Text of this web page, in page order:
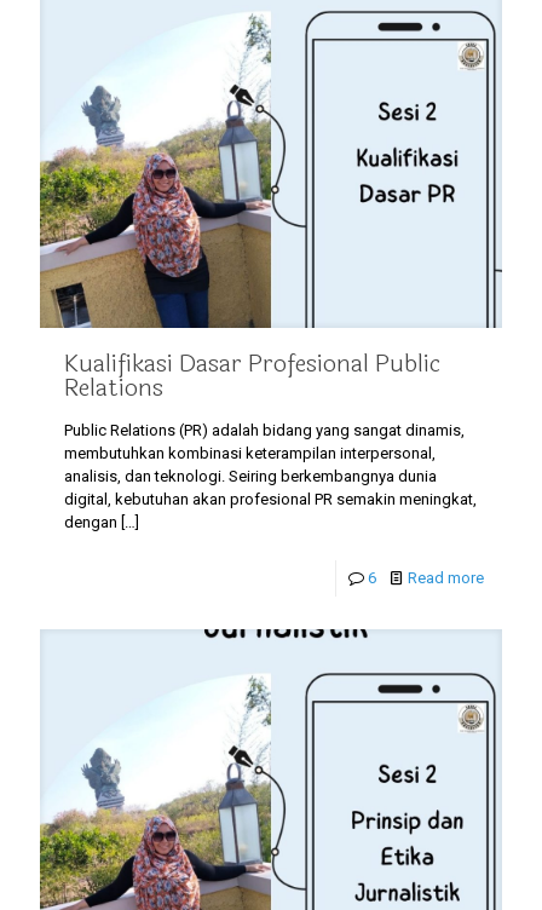
Kualifikasi Dasar Profesional Public
Relations
Public Relations (PR) adalah bidang yang sangat dinamis,
membutuhkan kombinasi keterampilan interpersonal,
analisis, dan teknologi. Seiring berkembangnya dunia
digital, kebutuhan akan profesional PR semakin meningkat,
dengan […]
6 Read more